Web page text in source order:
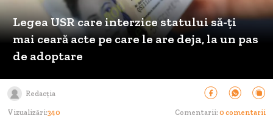
Legea USR care interzice statului să-ți
mai ceară acte pe care le are deja, la un pas
de adoptare
Redacția
Vizualizări:340 Comentarii: 0 comentarii